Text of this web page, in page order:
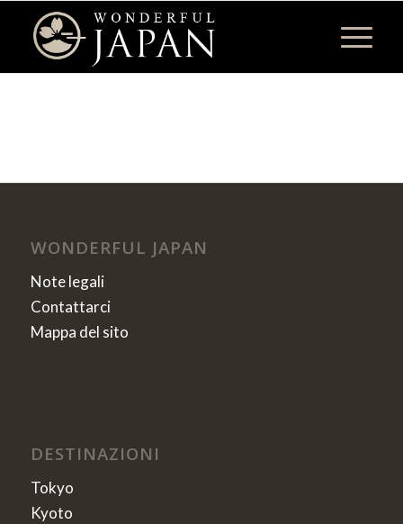
WONDERFUL JAPAN
Note legali
Contattarci
Mappa del sito
DESTINAZIONI
Tokyo
Kyoto